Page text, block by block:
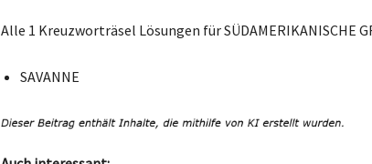
Alle 1 Kreuzworträsel Lösungen für SÜDAMERIKANISCHE
SAVANNE